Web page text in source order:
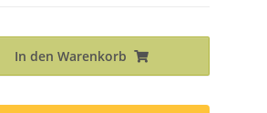
In den Warenkorb